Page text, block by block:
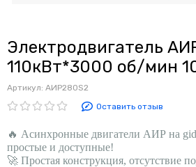
Электродвигатель
110кВт*3000 об/мин
Артикул: АИР280S2
Оставить отзыв
🔥 Асинхронные двигатели АИР на
простые и доступные!
🚀 Простая конструкция, отсутствие